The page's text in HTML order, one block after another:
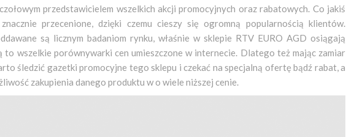
przedstawicielem wszelkich akcji promocyjnych oraz rabatowych. Co jakiś
przecenione, dzięki czemu cieszy się ogromną popularnością klientów.
są licznym badaniom rynku, właśnie w sklepie RTV EURO AGD osiągają
to wszelkie porównywarki cen umieszczone w internecie. Dlatego też mając zamiar
śledzić gazetki promocyjne tego sklepu i czekać na specjalną ofertę bądź rabat, a
zakupienia danego produktu w o wiele niższej cenie.